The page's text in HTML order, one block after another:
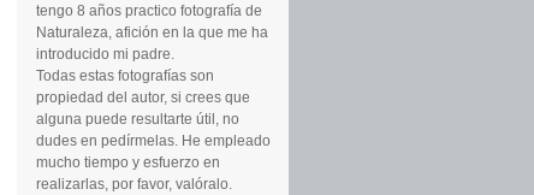
tengo 8 años practico fotografía de
Naturaleza, afición en la que me ha
introducido mi padre.
Todas estas fotografías son
propiedad del autor, si crees que
alguna puede resultarte útil, no
dudes en pedírmelas. He empleado
mucho tiempo y esfuerzo en
realizarlas, por favor, valóralo.